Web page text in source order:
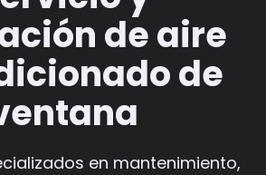
de aire
de
en mantenimiento,